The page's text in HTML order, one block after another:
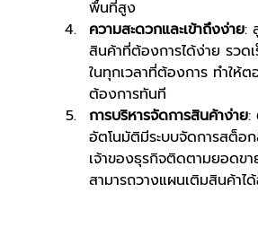
พื้นที่สูง
ความสะดวกและเข้าถึงง่าย:
สินค้าที่ต้องการได้ง่าย รวด
ในทุกเวลาที่ต้องการ ทำให้
ต้องการทันที
การบริหารจัดการสินค้าง่าย:
อัตโนมัติมีระบบจัดการสต็อ
เจ้าของธุรกิจติดตามยอดขา
สามารถวางแผนเติมสินค้าไ